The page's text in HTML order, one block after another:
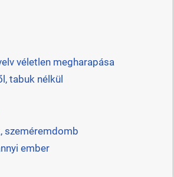
véletlen megharapása
tabuk nélkül
szeméremdomb
ember